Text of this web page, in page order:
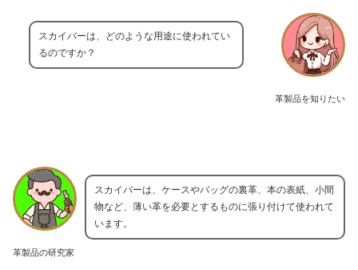
革製品を知りたい
スカイバーは、どのような用途に使われてい
るのですか？
革製品の研究家
スカイバーは、ケースやバッグの裏革、本の表紙、小間
物など、薄い革を必要とするものに張り付けて使われて
います。